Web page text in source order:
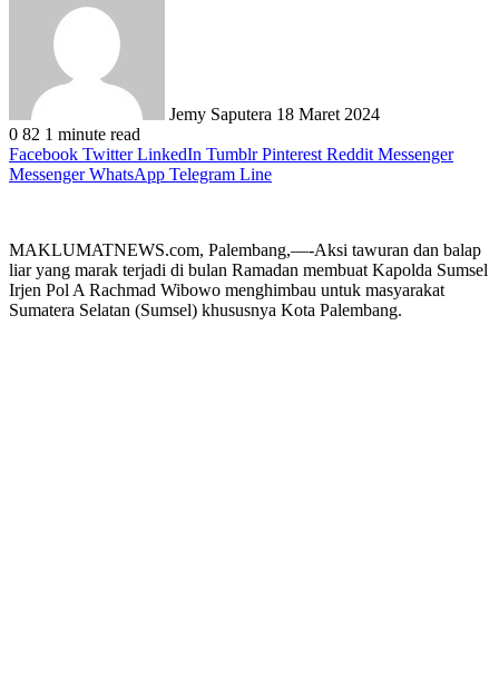
Jemy Saputera 18 Maret 2024
0 82 1 minute read
Facebook Twitter LinkedIn Tumblr Pinterest Reddit Messenger
Messenger WhatsApp Telegram Line
MAKLUMATNEWS.com, Palembang,—-Aksi tawuran dan balap
liar yang marak terjadi di bulan Ramadan membuat Kapolda Sumsel
Irjen Pol A Rachmad Wibowo menghimbau untuk masyarakat
Sumatera Selatan (Sumsel) khususnya Kota Palembang.